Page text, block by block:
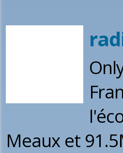
Meaux et